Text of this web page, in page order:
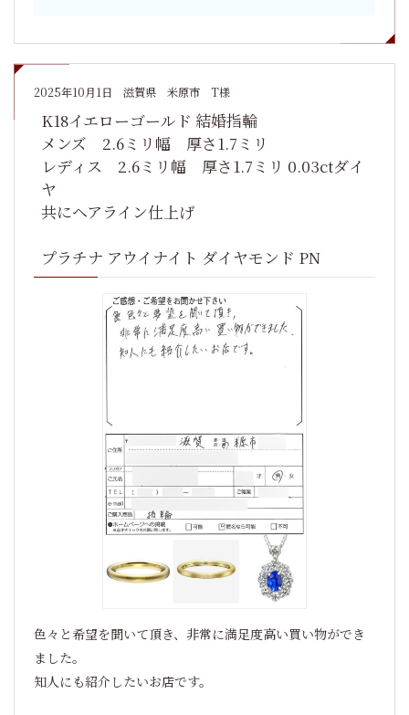
2025年10月1日 滋賀県 米原市 T様
K18イエローゴールド 結婚指輪
メンズ 2.6ミリ幅 厚さ1.7ミリ
レディス 2.6ミリ幅 厚さ1.7ミリ 0.03ctダイ
ヤ
共にヘアライン仕上げ
プラチナ アウイナイト ダイヤモンド PN
色々と希望を聞いて頂き、非常に満足度高い買い物ができ
ました。
知人にも紹介したいお店です。